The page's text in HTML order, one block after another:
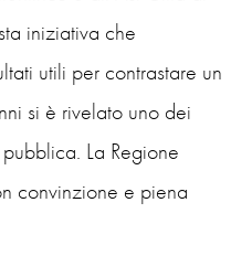
iniziativa che
utili per contrastare un
si è rivelato uno dei
La Regione
convinzione e piena